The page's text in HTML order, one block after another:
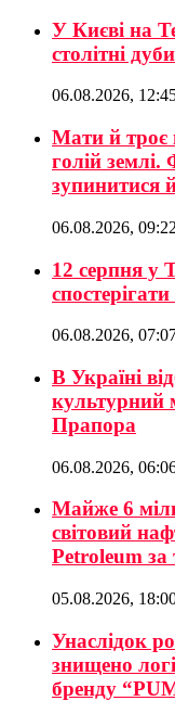
У Києві на
столітні дуби
06.08.2026,
Мати й троє
голій
зупинитися
06.08.2026, 09:22
12 серпня у
06.08.2026,
В Україні
культурний
Прапора
06.08.2026,
Майже 6
світовий
Petroleum за
05.08.2026,
Унаслідок
знищено
бренду